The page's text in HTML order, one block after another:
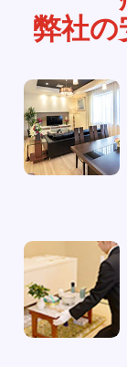
弊社